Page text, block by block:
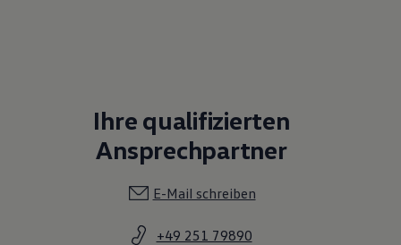
Ihre qualifizierten
Ansprechpartner
E-Mail schreiben
+49 251 79890